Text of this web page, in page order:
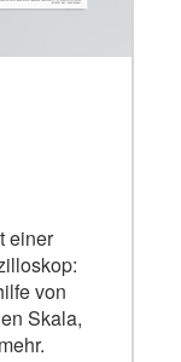
einer
von
Skala,